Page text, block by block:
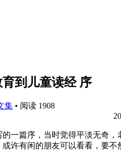
到儿童读经 序
集 • 阅读 1908
一篇序，当时觉得平淡无奇
有闲的朋友可以看看，要不